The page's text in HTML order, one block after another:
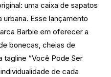
uma caixa de sapatos
urbana. Esse lançamento
Barbie em oferecer a
bonecas, cheias de
tagline “Você Pode Ser
de cada